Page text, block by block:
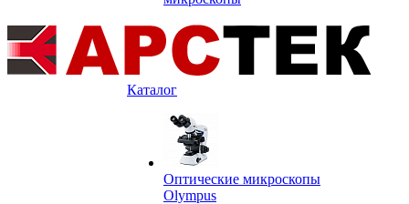
Каталог
Оптические микроскопы
Olympus